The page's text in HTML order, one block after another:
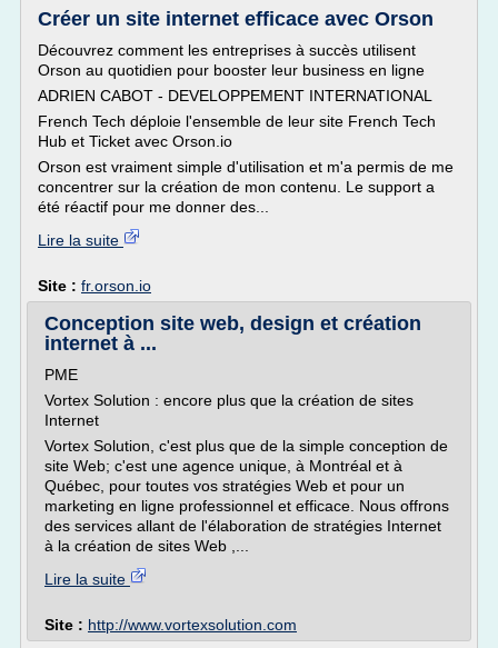
Créer un site internet efficace avec Orson
Découvrez comment les entreprises à succès utilisent
Orson au quotidien pour booster leur business en ligne
ADRIEN CABOT - DEVELOPPEMENT INTERNATIONAL
French Tech déploie l'ensemble de leur site French Tech
Hub et Ticket avec Orson.io
Orson est vraiment simple d'utilisation et m'a permis de me
concentrer sur la création de mon contenu. Le support a
été réactif pour me donner des...
Lire la suite
Site : fr.orson.io
Conception site web, design et création
internet à ...
PME
Vortex Solution : encore plus que la création de sites
Internet
Vortex Solution, c'est plus que de la simple conception de
site Web; c'est une agence unique, à Montréal et à
Québec, pour toutes vos stratégies Web et pour un
marketing en ligne professionnel et efficace. Nous offrons
des services allant de l'élaboration de stratégies Internet
à la création de sites Web ,...
Lire la suite
Site : http://www.vortexsolution.com